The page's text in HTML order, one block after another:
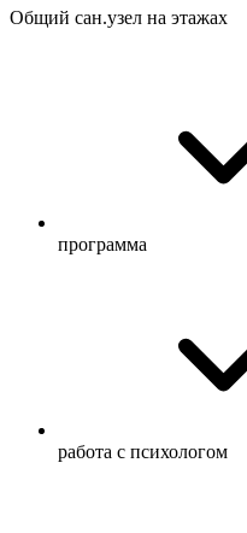
Общий сан.узел на этажах
программа
работа с психологом